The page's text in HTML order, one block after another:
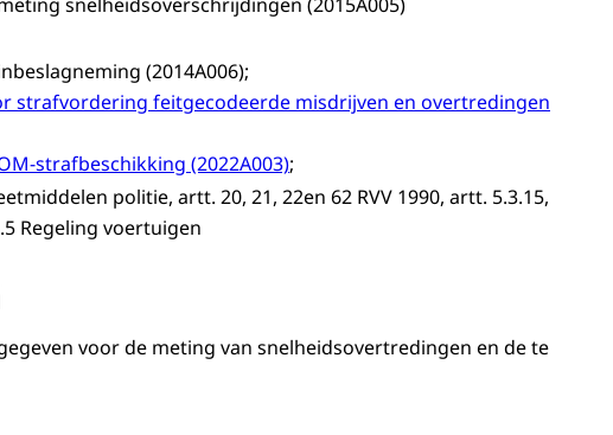
(2014A006);
strafvordering feitgecodeerde misdrijven en overtredingen
strafbeschikking (2022A003);
politie, artt. 20, 21, 22en 62 RVV 1990, artt. 5.3.15,
Regeling voertuigen
voor de meting van snelheidsovertredingen en de te